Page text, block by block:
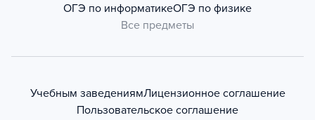
ОГЭ по информатикеОГЭ по физике
Все предметы
Учебным заведениямЛицензионное соглашение
Пользовательское соглашение